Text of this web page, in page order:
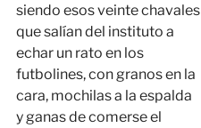
siendo esos veinte chavales
que salían del instituto a
echar un rato en los
futbolines, con granos en la
cara, mochilas a la espalda
y ganas de comerse el